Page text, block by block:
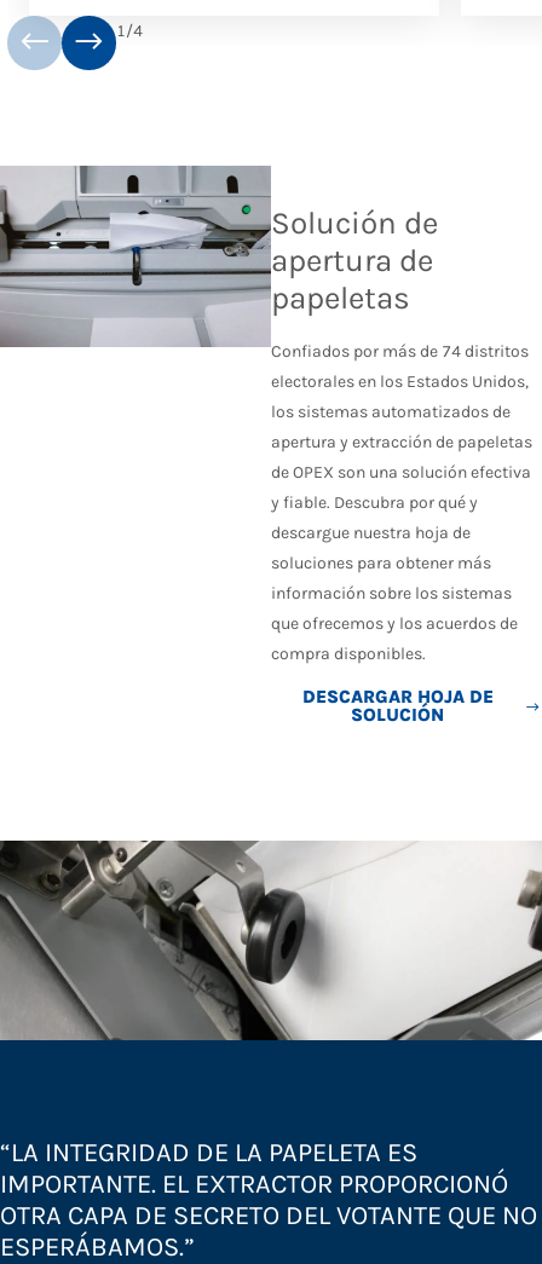
1/4
Solución de
apertura de
papeletas
Confiados por más de 74 distritos
electorales en los Estados Unidos,
los sistemas automatizados de
apertura y extracciónde papeletas
de OPEX son una solución efectiva
y fiable. Descubra por qué y
descargue nuestra hoja de
soluciones para obtener más
información sobre los sistemas
que ofrecemos y los acuerdos de
compra disponibles.
DESCARGAR HOJA DE
SOLUCIÓN
“LA INTEGRIDAD DE LA PAPELETA ES
IMPORTANTE. EL EXTRACTOR PROPORCIONÓ
OTRA CAPA DE SECRETO DEL VOTANTE QUE NO
ESPERÁBAMOS.”